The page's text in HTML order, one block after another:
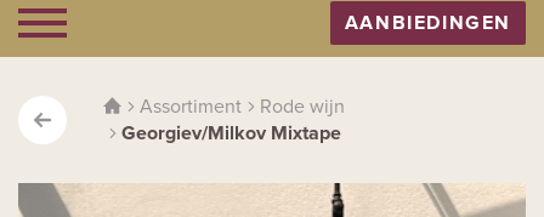
AANBIEDINGEN
Assortiment
Rode wijn
Georgiev/Milkov Mixtape